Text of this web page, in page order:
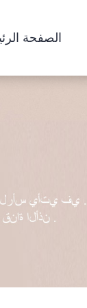
الصفحة